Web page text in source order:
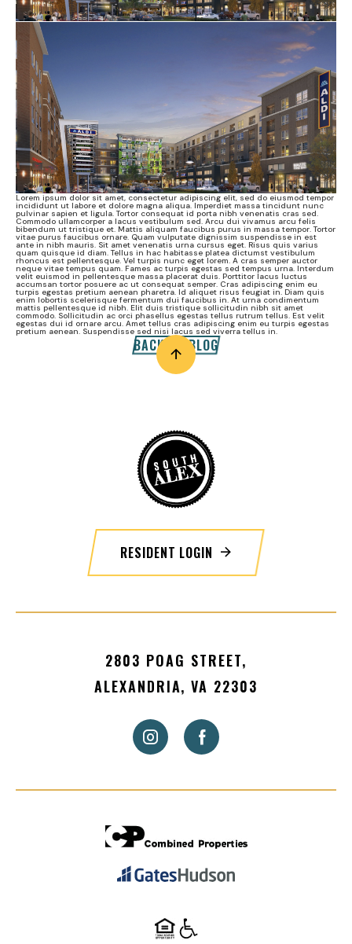
Lorem ipsum dolor sit amet, consectetur adipiscing elit, sed do eiusmod tempor
incididunt ut labore et dolore magna aliqua. Imperdiet massa tincidunt nunc
pulvinar sapien et ligula. Tortor consequat id porta nibh venenatis cras sed.
Commodo ullamcorper a lacus vestibulum sed. Arcu dui vivamus arcu felis
bibendum ut tristique et. Mattis aliquam faucibus purus in massa tempor. Tortor
vitae purus faucibus ornare. Quam vulputate dignissim suspendisse in est
ante in nibh mauris. Sit amet venenatis urna cursus eget. Risus quis varius
quam quisque id diam. Tellus in hac habitasse platea dictumst vestibulum
rhoncus est pellentesque. Vel turpis nunc eget lorem. A cras semper auctor
neque vitae tempus quam. Fames ac turpis egestas sed tempus urna. Interdum
velit euismod in pellentesque massa placerat duis. Porttitor lacus luctus
accumsan tortor posuere ac ut consequat semper. Cras adipiscing enim eu
turpis egestas pretium aenean pharetra. Id aliquet risus feugiat in. Diam quis
enim lobortis scelerisque fermentum dui faucibus in. At urna condimentum
mattis pellentesque id nibh. Elit duis tristique sollicitudin nibh sit amet
commodo. Sollicitudin ac orci phasellus egestas tellus rutrum tellus. Est velit
egestas dui id ornare arcu. Amet tellus cras adipiscing enim eu turpis egestas
pretium aenean. Suspendisse sed nisi lacus sed viverra tellus in.
BACK TO BLOG
RESIDENT LOGIN
2803 POAG STREET,
ALEXANDRIA, VA 22303